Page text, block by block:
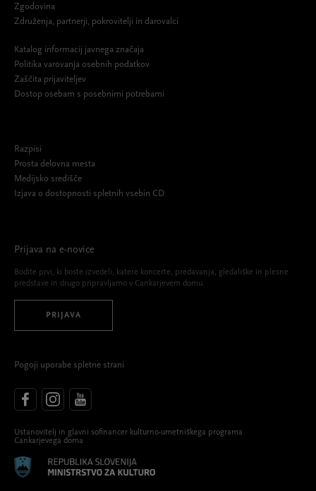
Zgodovina
Združenja, partnerji, pokrovitelji in darovalci
Katalog informacij javnega značaja
Politika varovanja osebnih podatkov
Zaščita prijaviteljev
Dostop osebam s posebnimi potrebami
Razpisi
Prosta delovna mesta
Medijsko središče
Izjava o dostopnosti spletnih vsebin CD
Prijava na e-novice
Bodite prvi, ki boste izvedeli, katere koncerte, predavanja, gledališke in plesne
predstave in drugo pripravljamo v Cankarjevem domu.
PRIJAVA
Pogoji uporabe spletne strani
Ustanovitelj in glavni sofinancer kulturno-umetniškega programa
Cankarjevega doma